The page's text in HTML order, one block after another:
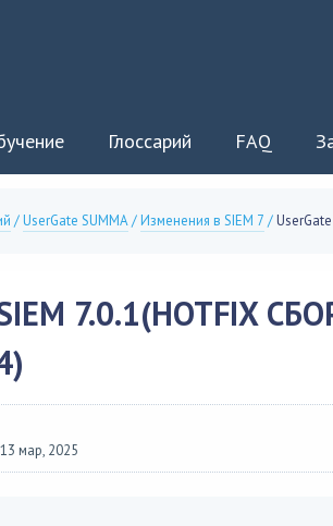
Глоссарий FAQ
/UserGate SUMMA/Изменения в SIEM 7 /
SIEM 7.0.1(HOTFIX
мар, 2025